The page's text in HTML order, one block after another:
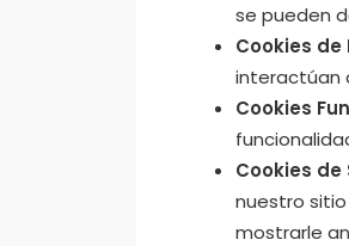
se pueden
Cookies de
interactúan
Cookies
Cookies
nuestro
mostrarle